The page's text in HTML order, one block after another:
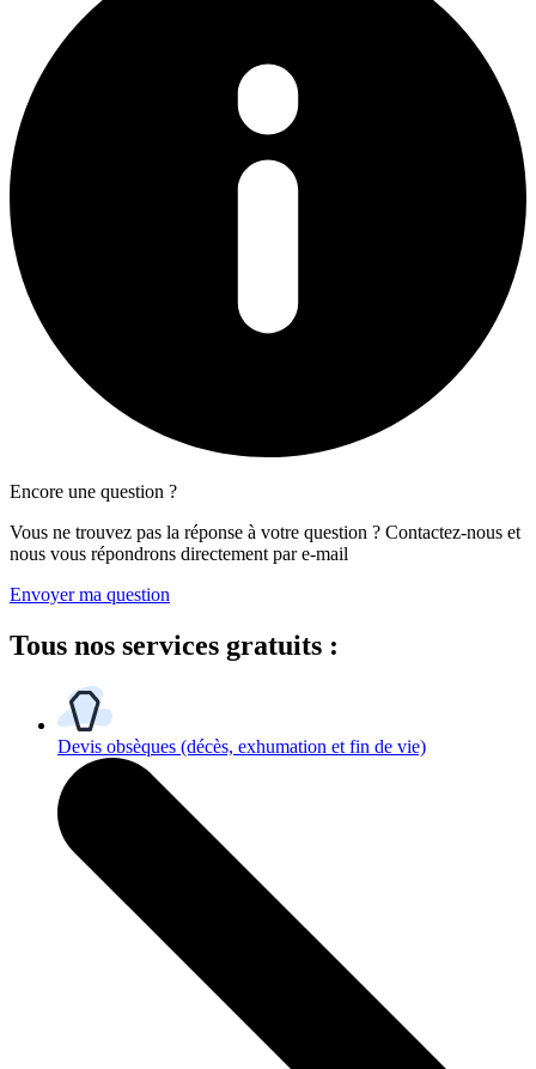
Encore une question ?
Vous ne trouvez pas la réponse à votre question ? Contactez-nous et
nous vous répondrons directement par e-mail
Envoyer ma question
Tous nos services gratuits :
Devis obsèques (décès, exhumation et fin de vie)